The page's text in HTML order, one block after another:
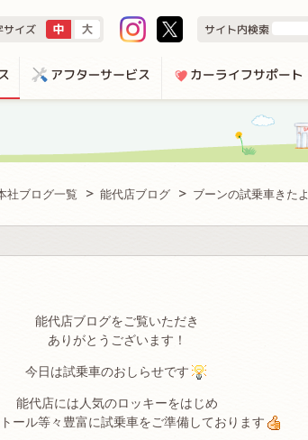
社ブログ一覧 能代店ブログ ブーンの試乗車きたよ
能代店ブログをご覧いただき
ありがとうございます！
今日は試乗車のおしらせです
能代店には人気のロッキーをはじめ
ール等々豊富に試乗車をご準備しております